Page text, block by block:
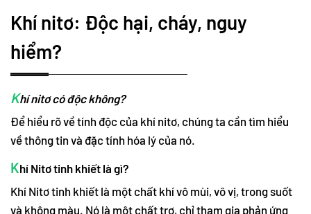
Khí nitơ: Độc hại, cháy, nguy
hiểm?
Khí nitơ có độc không?
Để hiểu rõ về tính độc của khí nitơ, chúng ta cần tìm hiểu
về thông tin và đặc tính hóa lý của nó.
Khí Nitơ tinh khiết là gì?
Khí Nitơ tinh khiết là một chất khí vô mùi, vô vị, trong suốt
và không màu. Nó là một chất trơ, chỉ tham gia phản ứng